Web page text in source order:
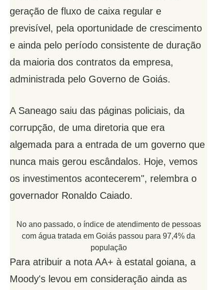
geração de fluxo de caixa regular e
previsível, pela oportunidade de crescimento
e ainda pelo período consistente de duração
da maioria dos contratos da empresa,
administrada pelo Governo de Goiás.
A Saneago saiu das páginas policiais, da
corrupção, de uma diretoria que era
algemada para a entrada de um governo que
nunca mais gerou escândalos. Hoje, vemos
os investimentos acontecerem", relembra o
governador Ronaldo Caiado.
No ano passado, o índice de atendimento de pessoas
com água tratada em Goiás passou para 97,4% da
população
Para atribuir a nota AA+ à estatal goiana, a
Moody's levou em consideração ainda as